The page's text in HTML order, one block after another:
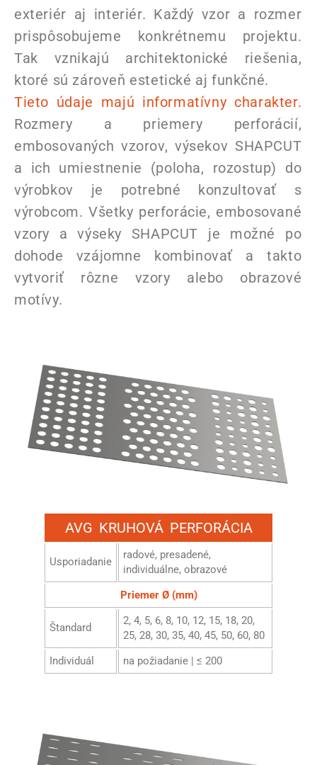
exteriér aj interiér. Každý vzor a rozmer
prispôsobujeme konkrétnemu projektu.
Tak vznikajú architektonické riešenia,
ktoré sú zároveň estetické aj funkčné.
Tieto údaje majú informatívny charakter.
Rozmery a priemery perforácií,
embosovaných vzorov, výsekov SHAPCUT
a ich umiestnenie (poloha, rozostup) do
výrobkov je potrebné konzultovať s
výrobcom. Všetky perforácie, embosované
vzory a výseky SHAPCUT je možné po
dohode vzájomne kombinovať a takto
vytvoriť rôzne vzory alebo obrazové
motívy.
AVG KRUHOVÁ PERFORÁCIA
Usporiadanie
radové, presadené,
individuálne, obrazové
Priemer Ø (mm)
Štandard
2, 4, 5, 6, 8, 10, 12, 15, 18, 20,
25, 28, 30, 35, 40, 45, 50, 60, 80
Individuál
na požiadanie | ≤ 200